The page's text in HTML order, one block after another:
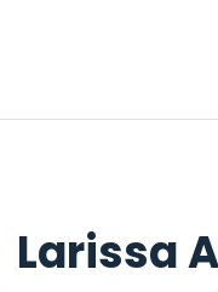
Larissa